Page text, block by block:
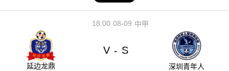
08-09
18:00 中甲
延边龙鼎
V - S
深圳青年人